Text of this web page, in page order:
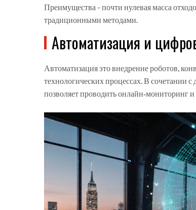
Преимущества - почти нулевая масса
традиционными методами.
Автоматизация и
Автоматизацияэто внедрение роботов,
технологических процессах. В сочетании с
позволяет проводить онлайн‑мониторинг